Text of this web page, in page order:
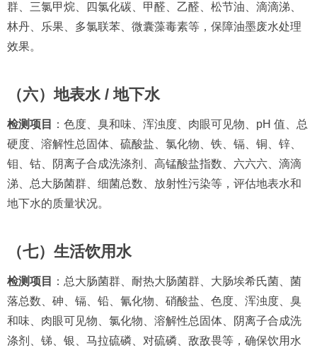
群、三氯甲烷、四氯化碳、甲醛、乙醛、松节油、滴滴涕、
林丹、乐果、多氯联苯、微囊藻毒素等，保障油墨废水处理
效果。
（六）地表水 / 地下水
检测项目
：色度、臭和味、浑浊度、肉眼可见物、pH 值、总
硬度、溶解性总固体、硫酸盐、氯化物、铁、镉、铜、锌、
钼、钴、阴离子合成洗涤剂、高锰酸盐指数、六六六、滴滴
涕、总大肠菌群、细菌总数、放射性污染等，评估地表水和
地下水的质量状况。
（七）生活饮用水
检测项目
：总大肠菌群、耐热大肠菌群、大肠埃希氏菌、菌
落总数、砷、镉、铅、氰化物、硝酸盐、色度、浑浊度、臭
和味、肉眼可见物、氯化物、溶解性总固体、阴离子合成洗
涤剂、锑、银、马拉硫磷、对硫磷、敌敌畏等，确保饮用水